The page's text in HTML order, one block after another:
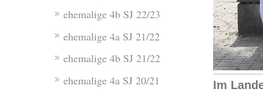
Im
ehemalige 4b SJ 22/23
ehemalige 4a SJ 21/22
ehemalige 4b SJ 21/22
ehemalige 4a SJ 20/21